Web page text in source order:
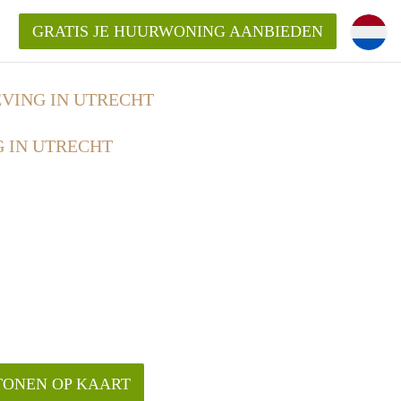
GRATIS JE HUURWONING AANBIEDEN
IN UTRECHT
IN UTRECHT
OP KAART